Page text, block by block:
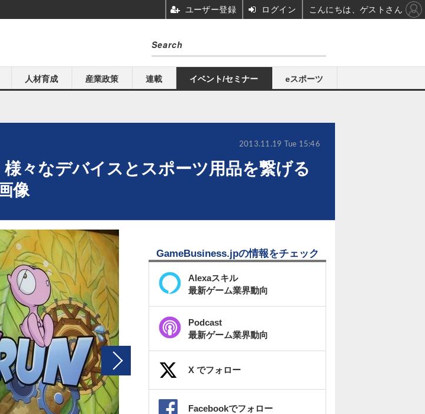
人材育成 産業政策 連載 イベント/セミナー eスポーツ
々なデバイスとスポーツ用品を繋げる
像
2013.11.19 Tue 15:46
GameBusiness.jpの情報をチェック
Alexaスキル
最新ゲーム業界動向
Podcast
最新ゲーム業界動向
X でフォロー
Facebookでフォロー
ユーザー登録 ログイン こんにちは、ゲストさん